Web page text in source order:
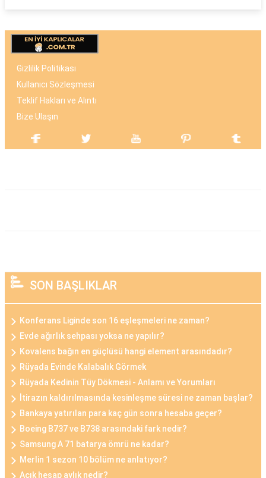
Gizlilik Politikası
Kullanıcı Sözleşmesi
Teklif Hakları ve Alıntı
Bize Ulaşın
SON BAŞLIKLAR
Konferans Liginde son 16 eşleşmeleri ne zaman?
Evde ağırlık sehpası yoksa ne yapılır?
Kovalens bağın en güçlüsü hangi element arasındadır?
Rüyada Evinde Kalabalık Görmek
Rüyada Kedinin Tüy Dökmesi - Anlamı ve Yorumları
İtirazın kaldırılmasında kesinleşme süresi ne zaman başlar?
Bankaya yatırılan para kaç gün sonra hesaba geçer?
Boeing B737 ve B738 arasındaki fark nedir?
Samsung A 71 batarya ömrü ne kadar?
Merlin 1 sezon 10 bölüm ne anlatıyor?
Açık hesap aylık nedir?